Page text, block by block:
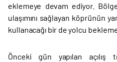
eklemeye devam ediyor.
ulaşımını sağlayan köprünün
kullanacağı bir de yolcu
Önceki gün yapılan açılış